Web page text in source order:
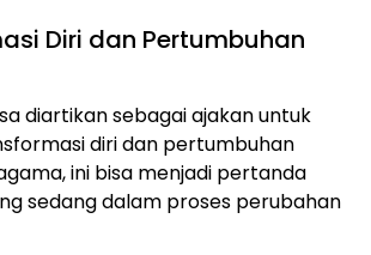
Diri dan Pertumbuhan
diartikan sebagai ajakan untuk
diri dan pertumbuhan
ini bisa menjadi pertanda
sedang dalam proses perubahan